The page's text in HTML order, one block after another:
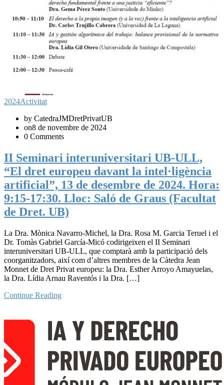
2024Activitat
by CatedraJMDretPrivatUB
on8 de novembre de 2024
0 Comments
II Seminari interuniversitari UB-ULL,
“El dret europeu davant la intel·ligència
artificial”, 13 de desembre de 2024. Hora:
9:15-17:30. Lloc: Saló de Graus (Facultat
de Dret. UB)
La Dra. Mònica Navarro-Michel, la Dra. Rosa M. Garcia Teruel i el
Dr. Tomàs Gabriel García-Micó codirigeixen el II Seminari
interuniversitari UB-ULL, que comptarà amb la participació dels
coorganitzadors, així com d’altres membres de la Càtedra Jean
Monnet de Dret Privat europeu: la Dra. Esther Arroyo Amayuelas,
la Dra. Lídia Arnau Raventós i la Dra. […]
Continue Reading